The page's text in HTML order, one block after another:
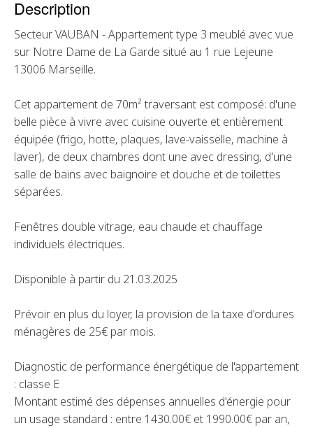
Description
Secteur VAUBAN - Appartement type 3 meublé avec vue
sur Notre Dame de La Garde situé au 1 rue Lejeune
13006 Marseille.
Cet appartement de 70m² traversant est composé: d'une
belle pièce à vivre avec cuisine ouverte et entièrement
équipée (frigo, hotte, plaques, lave-vaisselle, machine à
laver), de deux chambres dont une avec dressing, d'une
salle de bains avec baignoire et douche et de toilettes
séparées.
Fenêtres double vitrage, eau chaude et chauffage
individuels électriques.
Disponible à partir du 21.03.2025
Prévoir en plus du loyer, la provision de la taxe d'ordures
ménagères de 25€ par mois.
Diagnostic de performance énergétique de l'appartement
: classe E
Montant estimé des dépenses annuelles d'énergie pour
un usage standard : entre 1430.00€ et 1990.00€ par an,